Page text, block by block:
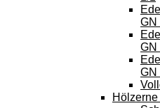
GN
GN
GN